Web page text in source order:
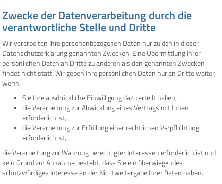
Zwecke der Datenverarbeitung durch die
verantwortliche Stelle und Dritte
Wir verarbeiten Ihre personenbezogenen Daten nur zu den in dieser
Datenschutzerklärung genannten Zwecken. Eine Übermittlung Ihrer
persönlichen Daten an Dritte zu anderen als den genannten Zwecken
findet nicht statt. Wir geben Ihre persönlichen Daten nur an Dritte weiter,
wenn:
Sie Ihre ausdrückliche Einwilligung dazu erteilt haben,
die Verarbeitung zur Abwicklung eines Vertrags mit Ihnen
erforderlich ist,
die Verarbeitung zur Erfüllung einer rechtlichen Verpflichtung
erforderlich ist,
die Verarbeitung zur Wahrung berechtigter Interessen erforderlich ist und
kein Grund zur Annahme besteht, dass Sie ein überwiegendes
schutzwürdiges Interesse an der Nichtweitergabe Ihrer Daten haben.